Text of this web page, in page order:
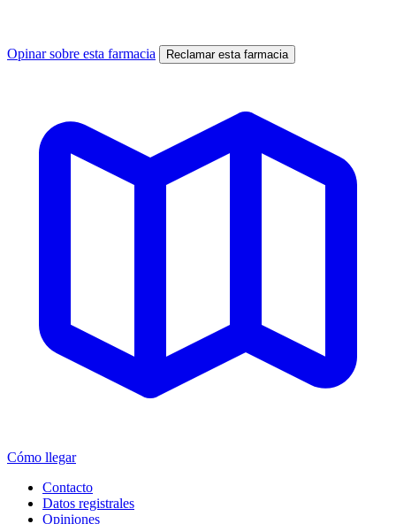
Opinar sobre esta farmacia Reclamar esta farmacia
Cómo llegar
Contacto
Datos registrales
Opiniones